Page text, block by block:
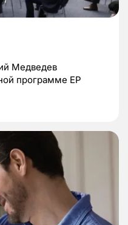
Медведев
программе ЕР